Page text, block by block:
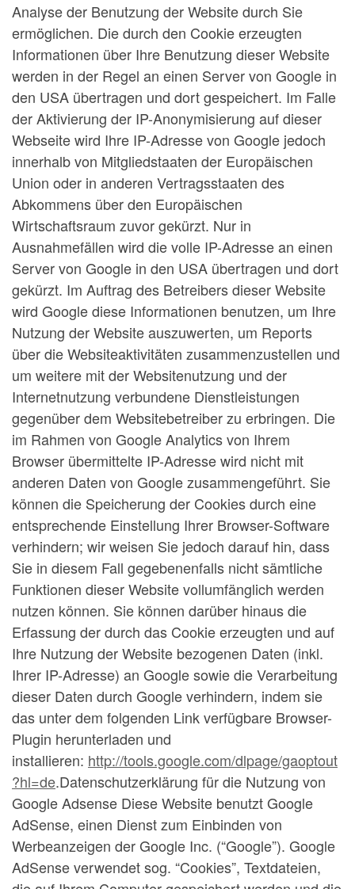
Analyse der Benutzung der Website durch Sie
ermöglichen. Die durch den Cookie erzeugten
Informationen über Ihre Benutzung dieser Website
werden in der Regel an einen Server von Google in
den USA übertragen und dort gespeichert. Im Falle
der Aktivierung der IP-Anonymisierung auf dieser
Webseite wird Ihre IP-Adresse von Google jedoch
innerhalb von Mitgliedstaaten der Europäischen
Union oder in anderen Vertragsstaaten des
Abkommens über den Europäischen
Wirtschaftsraum zuvor gekürzt. Nur in
Ausnahmefällen wird die volle IP-Adresse an einen
Server von Google in den USA übertragen und dort
gekürzt. Im Auftrag des Betreibers dieser Website
wird Google diese Informationen benutzen, um Ihre
Nutzung der Website auszuwerten, um Reports
über die Websiteaktivitäten zusammenzustellen und
um weitere mit der Websitenutzung und der
Internetnutzung verbundene Dienstleistungen
gegenüber dem Websitebetreiber zu erbringen. Die
im Rahmen von Google Analytics von Ihrem
Browser übermittelte IP-Adresse wird nicht mit
anderen Daten von Google zusammengeführt. Sie
können die Speicherung der Cookies durch eine
entsprechende Einstellung Ihrer Browser-Software
verhindern; wir weisen Sie jedoch darauf hin, dass
Sie in diesem Fall gegebenenfalls nicht sämtliche
Funktionen dieser Website vollumfänglich werden
nutzen können. Sie können darüber hinaus die
Erfassung der durch das Cookie erzeugten und auf
Ihre Nutzung der Website bezogenen Daten (inkl.
Ihrer IP-Adresse) an Google sowie die Verarbeitung
dieser Daten durch Google verhindern, indem sie
das unter dem folgenden Link verfügbare Browser-
Plugin herunterladen und
installieren: http://tools.google.com/dlpage/gaoptout
?hl=de.Datenschutzerklärung für die Nutzung von
Google Adsense Diese Website benutzt Google
AdSense, einen Dienst zum Einbinden von
Werbeanzeigen der Google Inc. (“Google”). Google
AdSense verwendet sog. “Cookies”, Textdateien,